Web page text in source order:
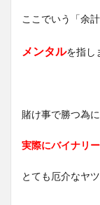
ここでいう「余
メンタルを指し
賭け事で勝つ為
実際にバイナリ
とても厄介なヤ